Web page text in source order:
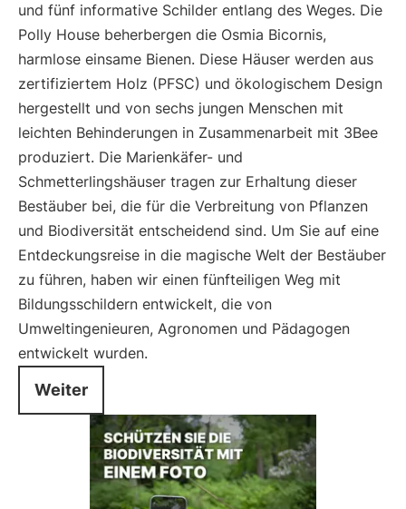
und fünf informative Schilder entlang des Weges. Die
Polly House beherbergen die Osmia Bicornis,
harmlose einsame Bienen. Diese Häuser werden aus
zertifiziertem Holz (PFSC) und ökologischem Design
hergestellt und von sechs jungen Menschen mit
leichten Behinderungen in Zusammenarbeit mit 3Bee
produziert. Die Marienkäfer- und
Schmetterlingshäuser tragen zur Erhaltung dieser
Bestäuber bei, die für die Verbreitung von Pflanzen
und Biodiversität entscheidend sind. Um Sie auf eine
Entdeckungsreise in die magische Welt der Bestäuber
zu führen, haben wir einen fünfteiligen Weg mit
Bildungsschildern entwickelt, die von
Umweltingenieuren, Agronomen und Pädagogen
entwickelt wurden.
Weiter